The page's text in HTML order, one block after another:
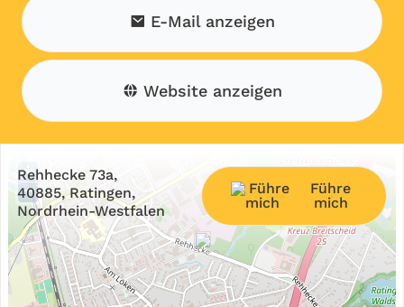
E-Mail anzeigen
Website anzeigen
+
−
Rehhecke 73a,
40885, Ratingen,
Nordrhein-Westfalen
Führe
mich